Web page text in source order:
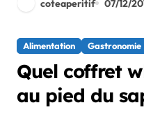
coteaperitif 07/12/
Alimentation Gastronomie
Quel coffret
au pied du